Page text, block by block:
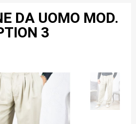
DA UOMO MOD.
3